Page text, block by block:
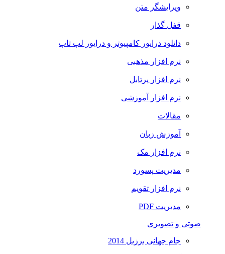
ویرایشگر متن
قفل گذار
دانلود درایور کامپیوتر و درایور لپ تاپ
نرم افزار مذهبی
نرم افزار پرتابل
نرم افزار آموزشی
مقالات
آموزش زبان
نرم افزار مک
مدیریت پسورد
نرم افزار تقویم
مدیریت PDF
صوتی و تصویری
جام جهانی برزیل 2014